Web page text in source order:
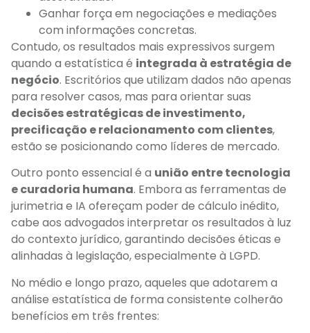
Ganhar força em negociações e mediações
com informações concretas.
Contudo, os resultados mais expressivos surgem
quando a estatística é integrada à estratégia de
negócio. Escritórios que utilizam dados não apenas
para resolver casos, mas para orientar suas
decisões estratégicas de investimento,
precificação e relacionamento com clientes,
estão se posicionando como líderes de mercado.
Outro ponto essencial é a união entre tecnologia
e curadoria humana. Embora as ferramentas de
jurimetria e IA ofereçam poder de cálculo inédito,
cabe aos advogados interpretar os resultados à luz
do contexto jurídico, garantindo decisões éticas e
alinhadas à legislação, especialmente à LGPD.
No médio e longo prazo, aqueles que adotarem a
análise estatística de forma consistente colherão
benefícios em três frentes: